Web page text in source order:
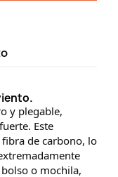
y plegable,
Este
de carbono, lo
o mochila,